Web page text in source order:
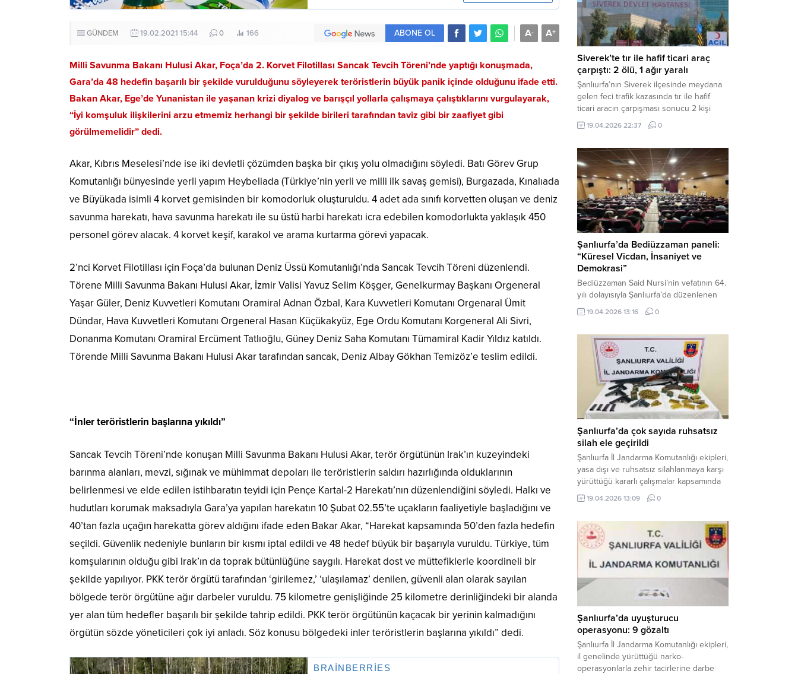
GÜNDEM 19.02.2021 15:44 0 166 A+
A-
ABONE OL
Milli Savunma Bakanı Hulusi Akar, Foça’da 2. Korvet Filotillası Sancak Tevcih Töreni’nde yaptığı konuşmada,
Gara’da 48 hedefin başarılı bir şekilde vurulduğunu söyleyerek teröristlerin büyük panik içinde olduğunu ifade etti.
Bakan Akar, Ege’de Yunanistan ile yaşanan krizi diyalog ve barışçıl yollarla çalışmaya çalıştıklarını vurgulayarak,
“İyi komşuluk ilişkilerini arzu etmemiz herhangi bir şekilde birileri tarafından taviz gibi bir zaafiyet gibi
görülmemelidir” dedi.
Akar, Kıbrıs Meselesi’nde ise iki devletli çözümden başka bir çıkış yolu olmadığını söyledi. Batı Görev Grup
Komutanlığı bünyesinde yerli yapım Heybeliada (Türkiye’nin yerli ve milli ilk savaş gemisi), Burgazada, Kınalıada
ve Büyükada isimli 4 korvet gemisinden bir komodorluk oluşturuldu. 4 adet ada sınıfı korvetten oluşan ve deniz
savunma harekatı, hava savunma harekatı ile su üstü harbi harekatı icra edebilen komodorlukta yaklaşık 450
personel görev alacak. 4 korvet keşif, karakol ve arama kurtarma görevi yapacak.
2’nci Korvet Filotillası için Foça’da bulunan Deniz Üssü Komutanlığı’nda Sancak Tevcih Töreni düzenlendi.
Törene Milli Savunma Bakanı Hulusi Akar, İzmir Valisi Yavuz Selim Köşger, Genelkurmay Başkanı Orgeneral
Yaşar Güler, Deniz Kuvvetleri Komutanı Oramiral Adnan Özbal, Kara Kuvvetleri Komutanı Orgenaral Ümit
Dündar, Hava Kuvvetleri Komutanı Orgeneral Hasan Küçükakyüz, Ege Ordu Komutanı Korgeneral Ali Sivri,
Donanma Komutanı Oramiral Ercüment Tatlıoğlu, Güney Deniz Saha Komutanı Tümamiral Kadir Yıldız katıldı.
Törende Milli Savunma Bakanı Hulusi Akar tarafından sancak, Deniz Albay Gökhan Temizöz’e teslim edildi.
“İnler teröristlerin başlarına yıkıldı”
Sancak Tevcih Töreni’nde konuşan Milli Savunma Bakanı Hulusi Akar, terör örgütünün Irak’ın kuzeyindeki
barınma alanları, mevzi, sığınak ve mühimmat depoları ile teröristlerin saldırı hazırlığında olduklarının
belirlenmesi ve elde edilen istihbaratın teyidi için Pençe Kartal-2 Harekatı’nın düzenlendiğini söyledi. Halkı ve
hudutları korumak maksadıyla Gara’ya yapılan harekatın 10 Şubat 02.55’te uçakların faaliyetiyle başladığını ve
40’tan fazla uçağın harekatta görev aldığını ifade eden Bakar Akar, “Harekat kapsamında 50’den fazla hedefin
seçildi. Güvenlik nedeniyle bunların bir kısmı iptal edildi ve 48 hedef büyük bir başarıyla vuruldu. Türkiye, tüm
komşularının olduğu gibi Irak’ın da toprak bütünlüğüne saygılı. Harekat dost ve müttefiklerle koordineli bir
şekilde yapılıyor. PKK terör örgütü tarafından ‘girilemez,’ ‘ulaşılamaz’ denilen, güvenli alan olarak sayılan
bölgede terör örgütüne ağır darbeler vuruldu. 75 kilometre genişliğinde 25 kilometre derinliğindeki bir alanda
yer alan tüm hedefler başarılı bir şekilde tahrip edildi. PKK terör örgütünün kaçacak bir yerinin kalmadığını
örgütün sözde yöneticileri çok iyi anladı. Söz konusu bölgedeki inler teröristlerin başlarına yıkıldı” dedi.
göre; İl...
Siverek’te tır ile hafif ticari araç
çarpıştı: 2 ölü, 1 ağır yaralı
Şanlıurfa’nın Siverek ilçesinde meydana
gelen feci trafik kazasında tır ile hafif
ticari aracın çarpışması sonucu 2 kişi
yaşamını yitirdi, 1 kişi ise ağır yaralandı.
Haber Merkezi – Siverek-Adıyaman kara
çarpışması sonucu meydana gelen
kazada can pazarı yaşandı. Kafa Kafaya
Çarpıştılar Edinilen bilgilere göre,
Hüseyin Çelik (29)...
19.04.2026 22:37 0
Şanlıurfa’da Bediüzzaman paneli:
“Küresel Vicdan, İnsaniyet ve
Demokrasi”
Bediüzzaman Said Nursi’nin vefatının 64.
yılı dolayısıyla Şanlıurfa’da düzenlenen
panelde, günümüzün manevi ve
toplumsal sorunlarına Risale-i Nur
Necmettin Cevheri Kültür Merkezi’nde
gerçekleştirilen “Küresel Vicdan,
İnsaniyet ve Demokrasi” başlıklı panel,
hürriyet, adalet ve hukuk vurgularıyla
yoğun katılıma sahne oldu. Haber
Merkezi – Bediüzzaman Eğitim Kültür ve
Sanat...
19.04.2026 13:16 0
Şanlıurfa’da çok sayıda ruhsatsız
silah ele geçirildi
Şanlıurfa İl Jandarma Komutanlığı ekipleri,
yasa dışı ve ruhsatsız silahlanmaya karşı
yürüttüğü kararlı çalışmalar kapsamında
Bozova ilçesinde bir ikamete operasyon
düzenledi. Yapılan aramada çok sayıda
mühimmat ele geçirildi. Haber Merkezi –
Şanlıurfa Valiliği İl Basın ve Halkla İlişkiler
Müdürlüğü tarafından yapılan açıklamaya
göre; 17 Nisan...
19.04.2026 13:09 0
Şanlıurfa’da uyuşturucu
operasyonu: 9 gözaltı
Şanlıurfa İl Jandarma Komutanlığı ekipleri,
il genelinde yürüttüğü narko-
operasyonlarla zehir tacirlerine darbe